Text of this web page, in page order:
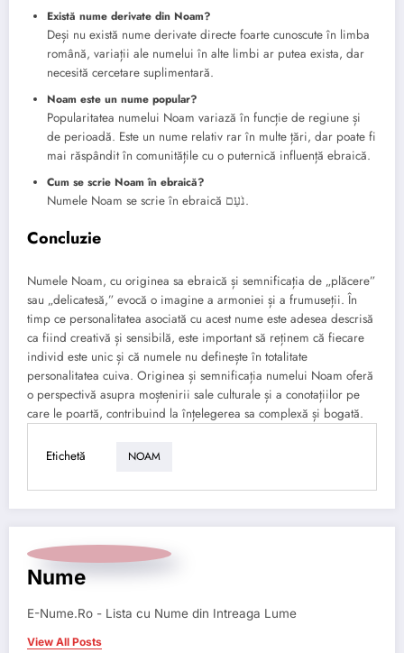
Există nume derivate din Noam?
Deși nu există nume derivate directe foarte cunoscute în limba
română, variații ale numelui în alte limbi ar putea exista, dar
necesită cercetare suplimentară.
Noam este un nume popular?
Popularitatea numelui Noam variază în funcție de regiune și
de perioadă. Este un nume relativ rar în multe țări, dar poate fi
mai răspândit în comunitățile cu o puternică influență ebraică.
Cum se scrie Noam în ebraică?
Numele Noam se scrie în ebraică נֹעַם.
Concluzie
Numele Noam, cu originea sa ebraică și semnificația de „plăcere”
sau „delicatesă,” evocă o imagine a armoniei și a frumuseții. În
timp ce personalitatea asociată cu acest nume este adesea descrisă
ca fiind creativă și sensibilă, este important să reținem că fiecare
individ este unic și că numele nu definește în totalitate
personalitatea cuiva. Originea și semnificația numelui Noam oferă
o perspectivă asupra moștenirii sale culturale și a conotațiilor pe
care le poartă, contribuind la înțelegerea sa complexă și bogată.
Etichetă NOAM
Nume
E-Nume.Ro - Lista cu Nume din Intreaga Lume
View All Posts